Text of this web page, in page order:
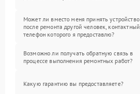
Может ли вместо меня принять устройство
после ремонта другой человек, контактный
телефон которого я предоставлю?
Возможно ли получать обратную связь в
процессе выполнения ремонтных работ?
Какую гарантию вы предоставляете?